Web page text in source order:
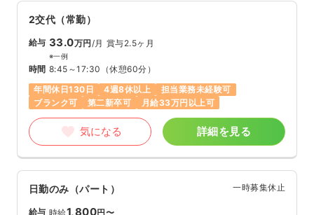
2交代（常勤）
給与 33.0万円/月 賞与2.5ヶ月
※一例
時間 8:45～17:30 （休憩60分）
年間休日130日
4週8休以上
担当業務未経験可
ブランク可
第二新卒可 月給33万円以上可
気になる 詳細を見る
日勤のみ（パート） 一時募集休止
給与 時給1,800円〜